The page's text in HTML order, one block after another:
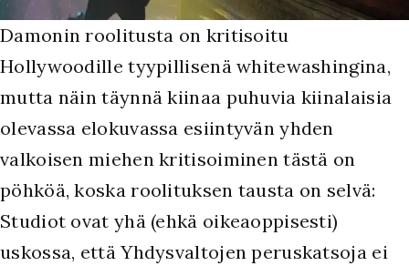
Damonin roolitusta on kritisoitu
Hollywoodille tyypillisenä whitewashingina,
mutta näin täynnä kiinaa puhuvia kiinalaisia
olevassa elokuvassa esiintyvän yhden
valkoisen miehen kritisoiminen tästä on
pöhköä, koska roolituksen tausta on selvä:
Studiot ovat yhä (ehkä oikeaoppisesti)
uskossa, että Yhdysvaltojen peruskatsoja ei